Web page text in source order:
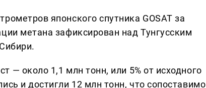
японского спутника GOSAT за
метана зафиксирован над Тунгусским
— около 1,1 млн тонн, или 5% от исходного
и достигли 12 млн тонн, что сопоставимо